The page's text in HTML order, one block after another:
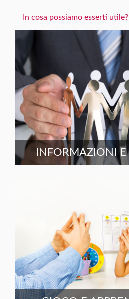
In cosa possiamo esserti utile?
INFORMAZIONI